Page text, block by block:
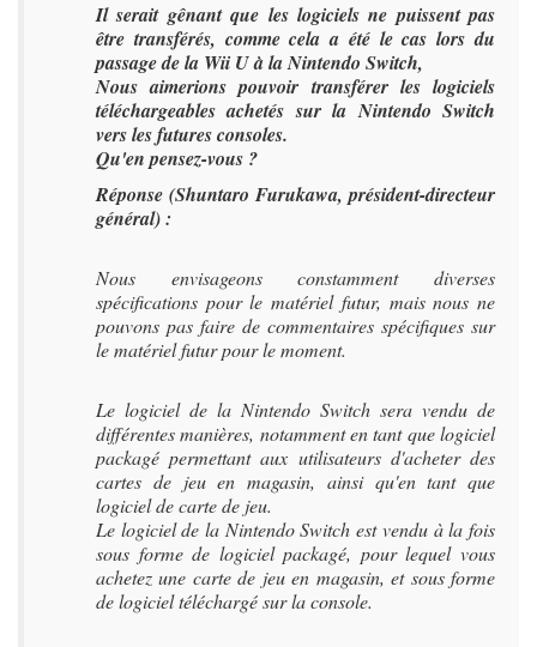
Il serait gênant que les logiciels ne puissent pas
être transférés, comme cela a été le cas lors du
passage de la Wii U à la Nintendo Switch,
Nous aimerions pouvoir transférer les logiciels
téléchargeables achetés sur la Nintendo Switch
vers les futures consoles.
Qu'en pensez-vous ?
Réponse (Shuntaro Furukawa, président-directeur
général) :
Nous envisageons constamment diverses
spécifications pour le matériel futur, mais nous ne
pouvons pas faire de commentaires spécifiques sur
le matériel futur pour le moment.
Le logiciel de la Nintendo Switch sera vendu de
différentes manières, notamment en tant que logiciel
packagé permettant aux utilisateurs d'acheter des
cartes de jeu en magasin, ainsi qu'en tant que
logiciel de carte de jeu.
Le logiciel de la Nintendo Switch est vendu à la fois
sous forme de logiciel packagé, pour lequel vous
achetez une carte de jeu en magasin, et sous forme
de logiciel téléchargé sur la console.